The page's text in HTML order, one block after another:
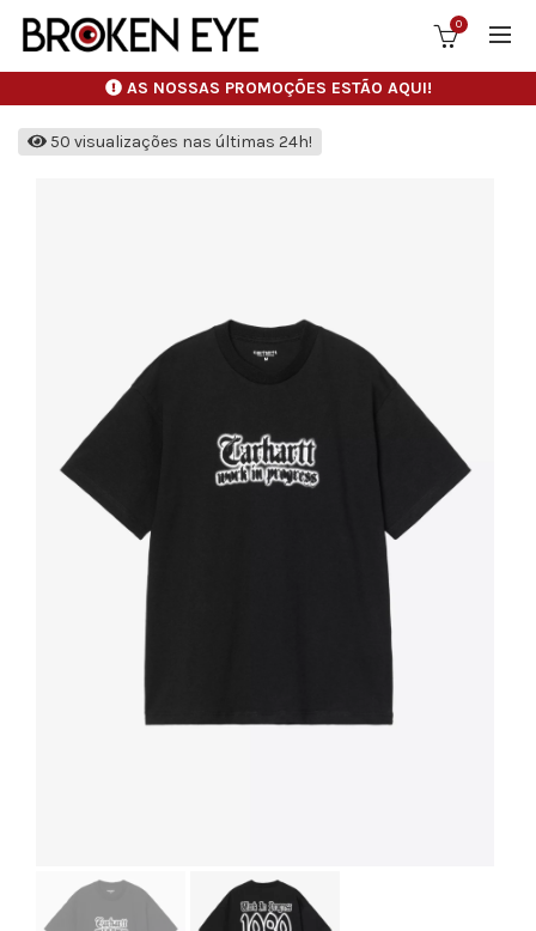
0
AS NOSSAS PROMOÇÕES ESTÃO AQUI!
50 visualizações nas últimas 24h!